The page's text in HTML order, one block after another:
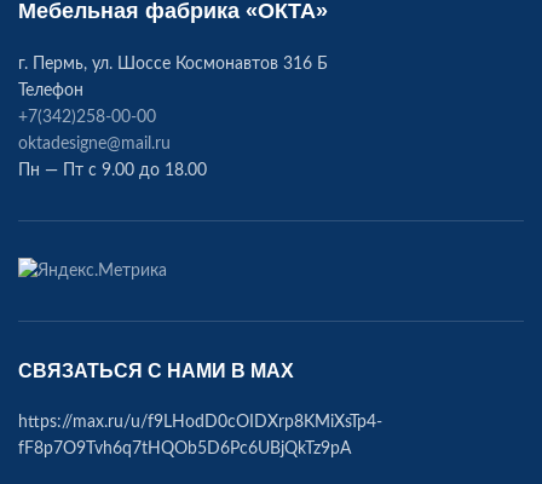
Мебельная фабрика «ОКТА»
г. Пермь, ул. Шоссе Космонавтов 316 Б
Телефон
+7(342)258-00-00
oktadesigne@mail.ru
Пн — Пт с 9.00 до 18.00
СВЯЗАТЬСЯ С НАМИ В МАХ
https://max.ru/u/f9LHodD0cOIDXrp8KMiXsTp4-
fF8p7O9Tvh6q7tHQOb5D6Pc6UBjQkTz9pA